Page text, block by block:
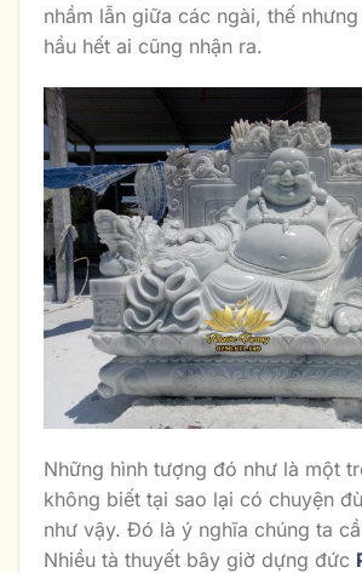
nhầm lẫn giữa các ngài, thế
hầu hết ai cũng nhận ra.
Những hình tượng đó như là một
không biết tại sao lại có chuyện
như vậy. Đó là ý nghĩa chúng ta
Nhiều tà thuyết bây giờ dựng đức